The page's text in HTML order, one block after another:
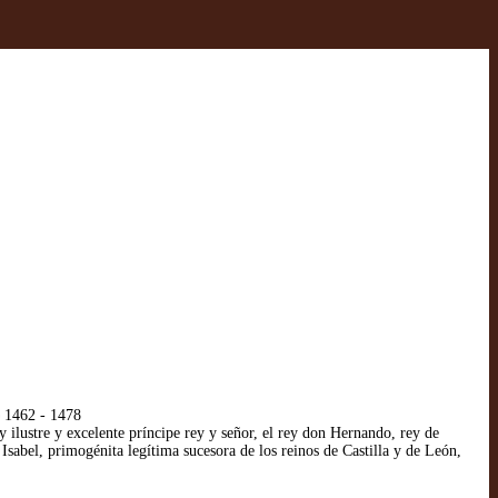
1462 - 1478
y excelente príncipe rey y señor, el rey don Hernando, rey de
primogénita legítima sucesora de los reinos de Castilla y de León,